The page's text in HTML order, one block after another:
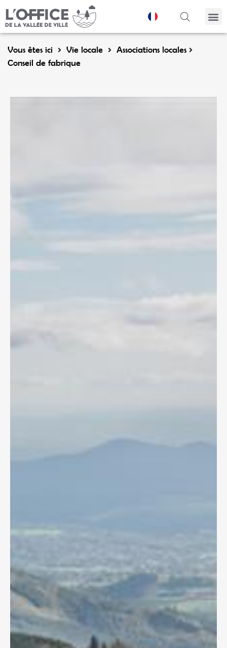
Vous êtes ici Vie locale
Associations locales
Conseil de fabrique
Panneau de gestion des cookies